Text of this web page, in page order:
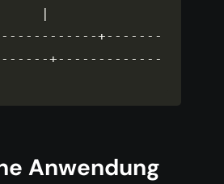
-- -- -- -- -- --+-- -- -- -
-- -- -+-- -- -- -- -- -- -
Anwendung